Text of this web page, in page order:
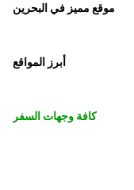
موقع مميز في البحرين
أبرز المواقع
كافة وجهات السفر